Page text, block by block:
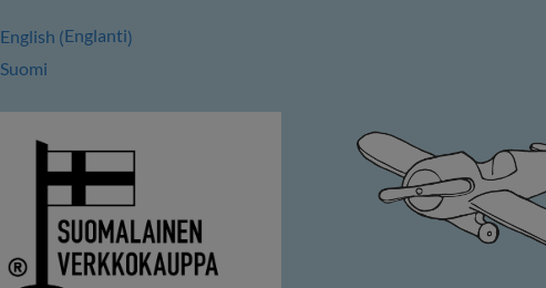
English (Englanti)
Suomi